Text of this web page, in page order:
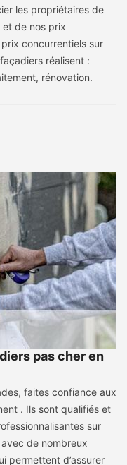
les propriétaires de
de nos prix
concurrentiels sur
réalisent :
rénovation.
pas cher en
faites confiance aux
. Ils sont qualifiés et
sur
de nombreux
permettent d’assurer